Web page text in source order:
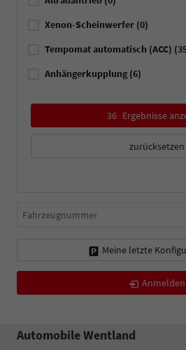
Xenon-Scheinwerfer (0)
Tempomat automatisch (ACC)
Anhängerkupplung (6)
36 Ergebnisse
zurücksetzen
Fahrzeugnummer
Meine letzte
Anmelden
Automobile Wentland